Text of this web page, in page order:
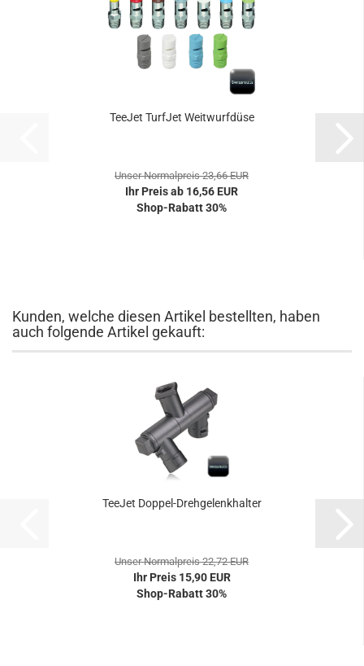
TeeJet TurfJet Weitwurfdüse
Unser Normalpreis 23,66 EUR
Ihr Preis ab 16,56 EUR
Shop-Rabatt 30%
Kunden, welche diesen Artikel bestellten, haben
auch folgende Artikel gekauft:
TeeJet Doppel-Drehgelenkhalter
Unser Normalpreis 22,72 EUR
Ihr Preis 15,90 EUR
Shop-Rabatt 30%